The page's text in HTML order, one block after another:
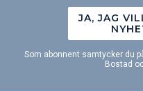
JA, JAG
Som abonnent samtycker du
Bostad